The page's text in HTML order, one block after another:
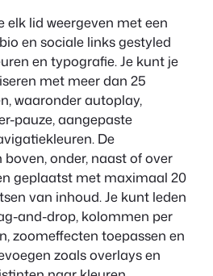
elk lid weergeven met een
en sociale links gestyled
en typografie. Je kunt je
met meer dan 25
waaronder autoplay,
pauze, aangepaste
De
onder, naast of over
geplaatst met maximaal 20
van inhoud. Je kunt leden
and-drop, kolommen per
zoomeffecten toepassen en
zoals overlays en